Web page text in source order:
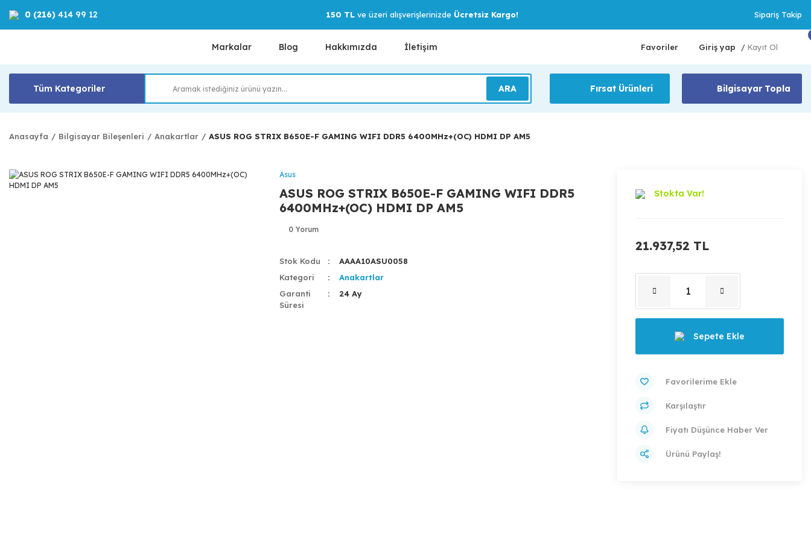
0 (216) 414 99 12 150 TLve üzeri alışverişlerinizde Ücretsiz Kargo! Sipariş Takip
Markalar Blog Hakkımızda İletişim Favoriler Giriş yap / Kayıt Ol
Tüm Kategoriler ARA Fırsat Ürünleri Bilgisayar Topla
Anasayfa Bilgisayar Bileşenleri Anakartlar ASUS ROG STRIX B650E-F GAMING WIFI DDR5 6400MHz+(OC) HDMI DP AM5
Asus
ASUS ROG STRIX B650E-F GAMING WIFI DDR5
6400MHz+(OC) HDMI DP AM5
0 Yorum
Stok Kodu
AAAA10ASU0058
Kategori
Anakartlar
Garanti
Süresi
24 Ay
Stokta Var!
21.937,52 TL
Sepete Ekle
Karşılaştır
Fiyatı Düşünce Haber Ver
Ürünü Paylaş!